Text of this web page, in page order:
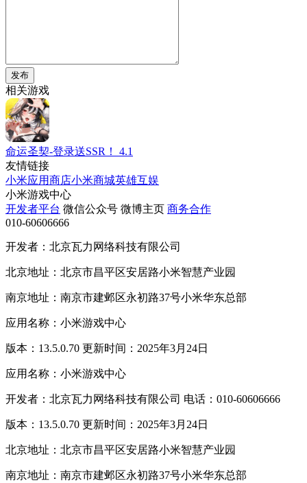
发布
相关游戏
命运圣契-登录送SSR！
4.1
友情链接
小米应用商店小米商城英雄互娱
小米游戏中心
开发者平台 微信公众号 微博主页 商务合作
010-60606666
开发者：北京瓦力网络科技有限公司
北京地址：北京市昌平区安居路小米智慧产业园
南京地址：南京市建邺区永初路37号小米华东总部
应用名称：小米游戏中心
版本：13.5.0.70 更新时间：2025年3月24日
应用名称：小米游戏中心
开发者：北京瓦力网络科技有限公司 电话：010-60606666
版本：13.5.0.70 更新时间：2025年3月24日
北京地址：北京市昌平区安居路小米智慧产业园
南京地址：南京市建邺区永初路37号小米华东总部